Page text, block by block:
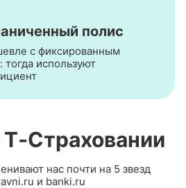
полис
с фиксированным
используют
нас почти на 5 звезд
и banki.ru